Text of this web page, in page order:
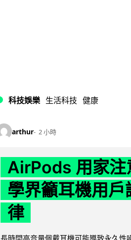
科技娛樂 生活科技 健康
arthur 2 小時
AirPods 用家注
學界籲耳機用
律